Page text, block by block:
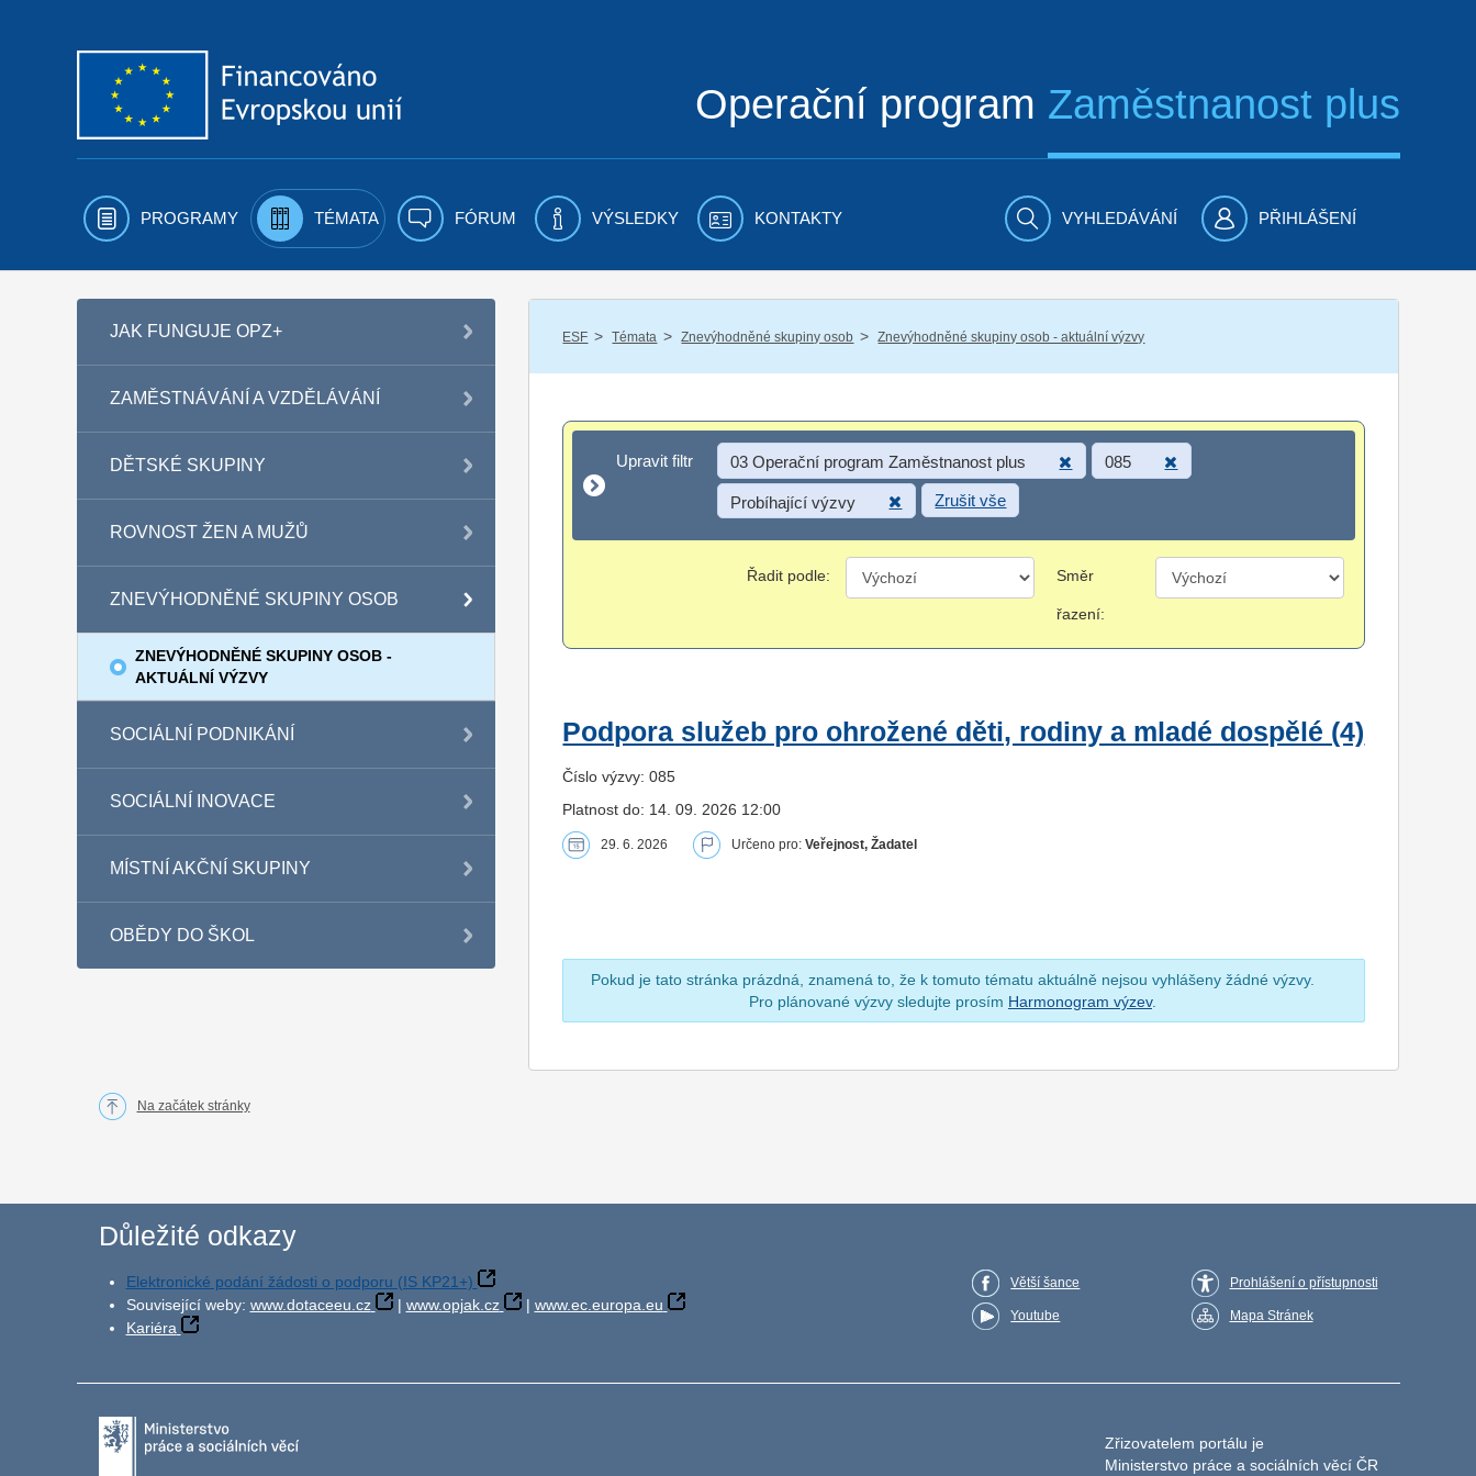
Operační program Zaměstnanost plus
PROGRAMY TÉMATA FÓRUM VÝSLEDKY KONTAKTY VYHLEDÁVÁNÍ PŘIHLÁŠENÍ
JAK FUNGUJE OPZ+
ZAMĚSTNÁVÁNÍ A VZDĚLÁVÁNÍ
DĚTSKÉ SKUPINY
ROVNOST ŽEN A MUŽŮ
ZNEVÝHODNĚNÉ SKUPINY OSOB
ZNEVÝHODNĚNÉ SKUPINY OSOB -
AKTUÁLNÍ VÝZVY
SOCIÁLNÍ PODNIKÁNÍ
SOCIÁLNÍ INOVACE
MÍSTNÍ AKČNÍ SKUPINY
OBĚDY DO ŠKOL
ESF / Témata / Znevýhodněné skupiny osob / Znevýhodněné skupiny osob - aktuální výzvy
Upravit filtr
Upravit filtr 03 Operační program Zaměstnanost plus 085
Probíhající výzvy Zrušit vše
Řadit podle: Směr
řazení:
Podpora služeb pro ohrožené děti, rodiny a mladé dospělé (4)
Číslo výzvy: 085
Platnost do: 14. 09. 2026 12:00
29. 6. 2026 Určeno pro:Veřejnost, Žadatel
Pokud je tato stránka prázdná, znamená to, že k tomuto tématu aktuálně nejsou vyhlášeny žádné výzvy.
Pro plánované výzvy sledujte prosím Harmonogram výzev.
Na začátek stránky
Důležité odkazy
Elektronické podání žádosti o podporu (IS KP21+)
Související weby: www.dotaceeu.cz | www.opjak.cz | www.ec.europa.eu
Kariéra
Větší šance
Youtube
Prohlášení o přístupnosti
Mapa Stránek
Zřizovatelem portálu je
Ministerstvo práce a sociálních věcí ČR